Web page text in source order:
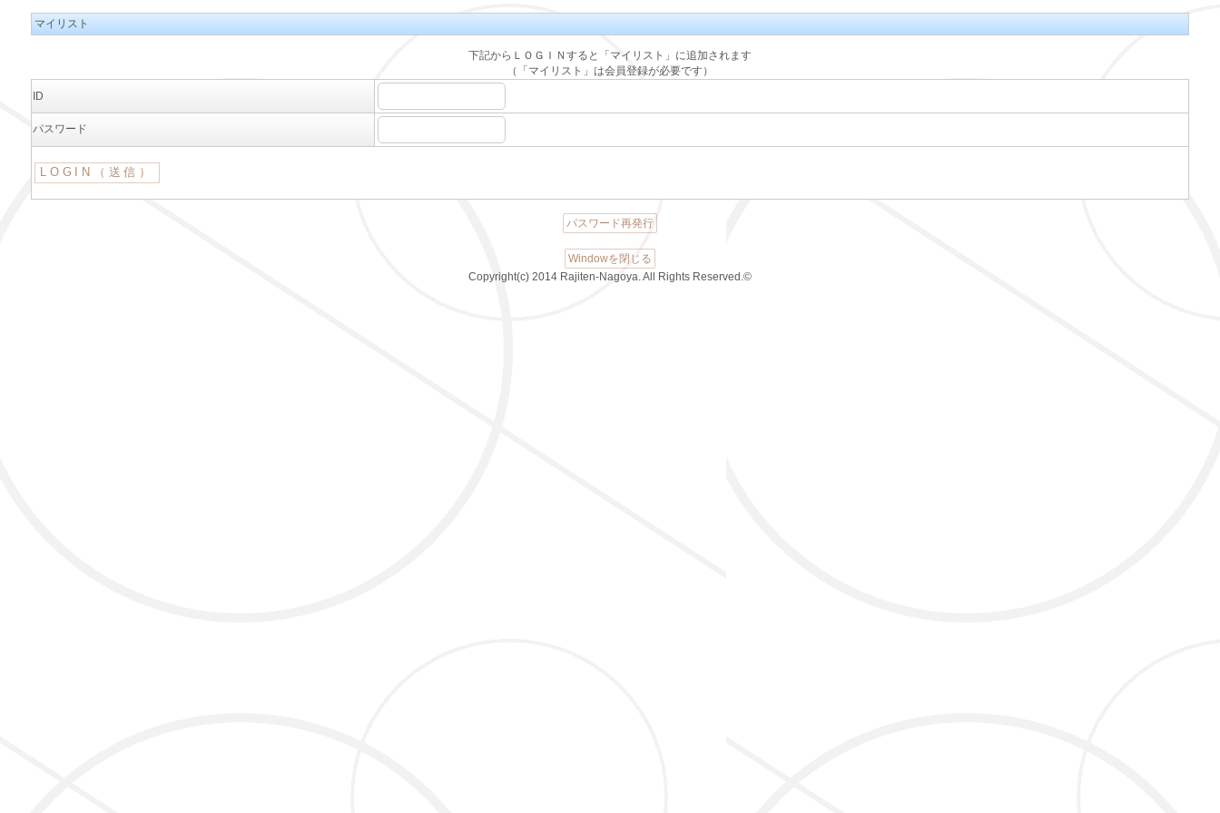
マイリスト
下記からＬＯＧＩＮすると「マイリスト」に追加されます
（「マイリスト」は会員登録が必要です）
ID
パスワード
パスワード再発行
Windowを閉じる
Copyright(c) 2014 Rajiten-Nagoya. All Rights Reserved.©